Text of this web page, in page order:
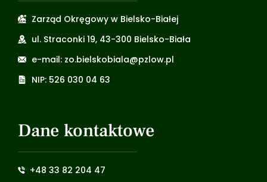
Zarząd Okręgowy w Bielsko-Białej
ul. Straconki 19, 43-300 Bielsko-Biała
e-mail: zo.bielskobiala@pzlow.pl
NIP: 526 030 04 63
Dane kontaktowe
+48 33 82 204 47